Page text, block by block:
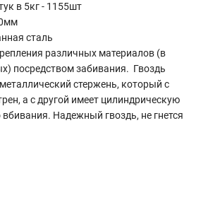
в 5кг - 1155шт
сталь
различных материалов (в
посредством забивания. Гвоздь
стержень, который с
а с другой имеет цилиндрическую
вбивания. Надежный гвоздь, не гнется